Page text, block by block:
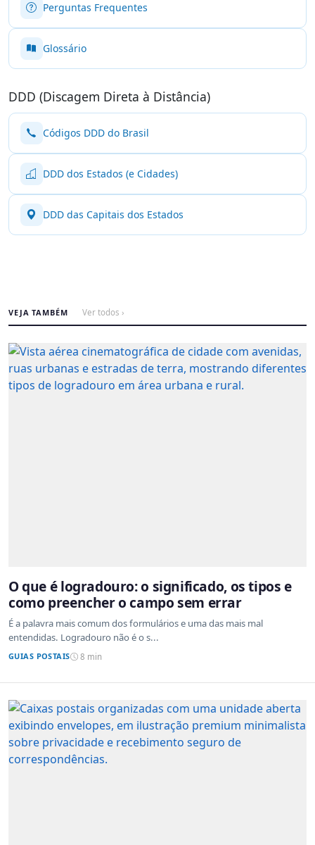
Perguntas Frequentes
Glossário
DDD (Discagem Direta à Distância)
Códigos DDD do Brasil
DDD dos Estados (e Cidades)
DDD das Capitais dos Estados
VEJA TAMBÉM Ver todos ›
O que é logradouro: o significado, os tipos e
como preencher o campo sem errar
É a palavra mais comum dos formulários e uma das mais mal
entendidas. Logradouro não é o s...
GUIAS POSTAIS 8 min